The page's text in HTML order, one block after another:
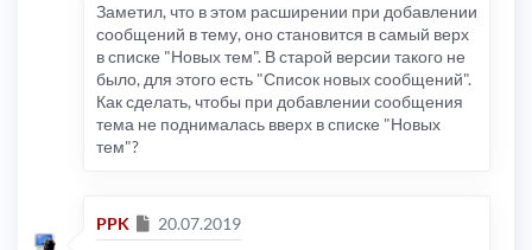
Заметил, что в этом расширении при добавлении
сообщений в тему, оно становится в самый верх
в списке "Новых тем". В старой версии такого не
было, для этого есть "Список новых сообщений".
Как сделать, чтобы при добавлении сообщения
тема не поднималась вверх в списке "Новых
тем"?
PPK Сообщение
20.07.2019